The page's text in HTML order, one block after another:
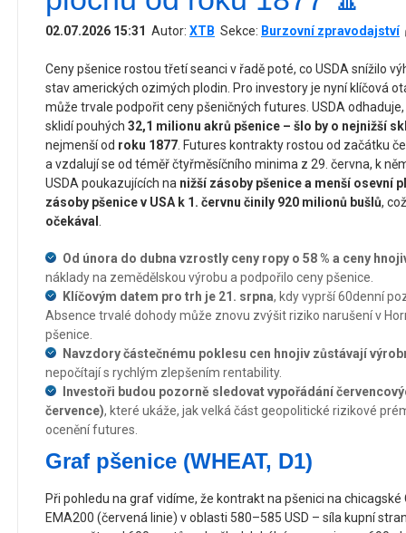
02.07.2026 15:31 Autor: XTB Sekce: Burzovní zpravodajství
Ceny pšenice rostou třetí seanci v řadě poté, co USDA snížilo
stav amerických ozimých plodin. Pro investory je nyní klíčová
může trvale podpořit ceny pšeničných futures. USDA
sklidí pouhých 32,1 milionu akrů pšenice – šlo by o nejnižší
nejmenší od roku 1877. Futures kontrakty rostou od začátku
a vzdalují se od téměř čtyřměsíčního minima z 29. června, k
USDA poukazujících na nižší zásoby pšenice a menší osevní
zásoby pšenice v USA k 1. červnu činily 920 milionů bušlů,
očekával .
Od února do dubna vzrostly ceny ropy o 58 % a ceny
náklady na zemědělskou výrobu a podpořilo ceny pšenice.
Klíčovým datem pro trh je 21. srpna, kdy vyprší 60denní
Absence trvalé dohody může znovu zvýšit riziko narušení v
pšenice.
Navzdory částečnému poklesu cen hnojiv zůstávají
nepočítají s rychlým zlepšením rentability.
Investoři budou pozorně sledovat vypořádání
července), které ukáže, jak velká část geopolitické rizikové
ocenění futures.
Graf pšenice (WHEAT, D1)
Při pohledu na graf vidíme, že kontrakt na pšenici na
EMA200 (červená linie) v oblasti 580–585 USD – síla kupní